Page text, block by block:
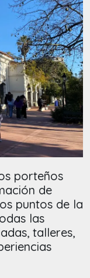
porteños
de
puntos de la
las
talleres,